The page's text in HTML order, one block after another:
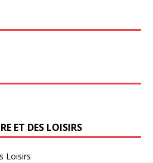
ET DES LOISIRS
Loisirs